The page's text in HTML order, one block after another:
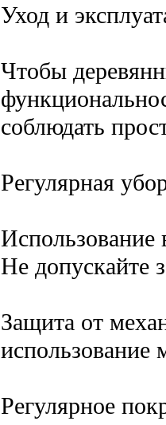
Уход и
Чтобы
соблюдать
Регулярная
Не допускайте
Защита от
использование
Регулярное